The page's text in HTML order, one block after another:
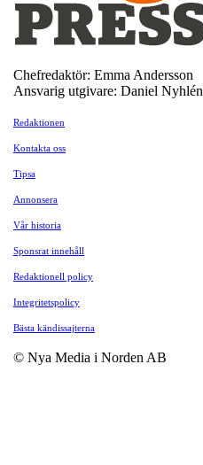
Chefredaktör: Emma Andersson
Ansvarig utgivare: Daniel Nyhlén
Redaktionen
Kontakta oss
Tipsa
Annonsera
Vår historia
Sponsrat innehåll
Redaktionell policy
Integritetspolicy
Bästa kändissajterna
© Nya Media i Norden AB